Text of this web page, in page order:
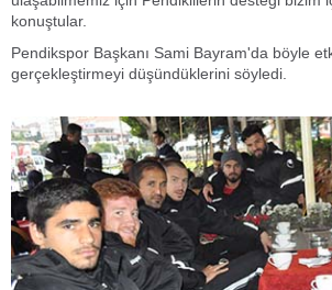
konuştular.
Pendikspor Başkanı Sami Bayram'da böyle
gerçekleştirmeyi düşündüklerini söyledi.